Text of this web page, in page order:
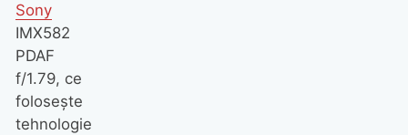
Sony
IMX582
PDAF
f/1.79, ce
folosește
tehnologie